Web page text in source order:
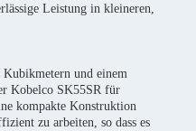
Leistung in kleineren,
und einem
Kobelco SK55SR für
kompakte Konstruktion
zu arbeiten, so dass es